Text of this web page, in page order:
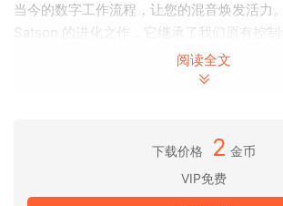
当今的数字工作流程，让您的混音焕发活力
Satson 的进化之作，它继承了我们原有控制
优点，并在深度、灵活性、多功能性和音效
劲、深邃且富有凝聚力的声音，并具备电平
您的音轨将呈现出超越现实的震撼效果。
阅读全文
下载价格 2 金币
VIP免费